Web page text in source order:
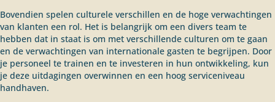
Bovendien spelen culturele verschillen en de hoge verwachtingen
van klanten een rol. Het is belangrijk om een divers team te
hebben dat in staat is om met verschillende culturen om te gaan
en de verwachtingen van internationale gasten te begrijpen. Door
je personeel te trainen en te investeren in hun ontwikkeling, kun
je deze uitdagingen overwinnen en een hoog serviceniveau
handhaven.